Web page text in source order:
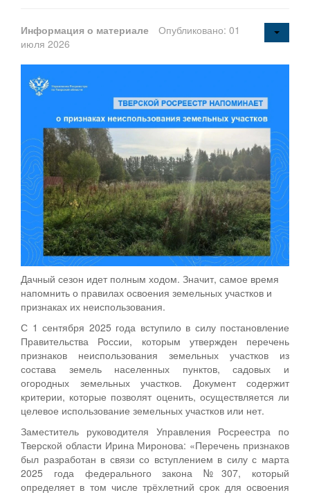
Информация о материале
Опубликовано: 01
июля 2026
Дачный сезон идет полным ходом. Значит, самое время
напомнить о правилах освоения земельных участков и
признаках их неиспользования.
С 1 сентября 2025 года вступило в силу постановление
Правительства России, которым утвержден перечень
признаков неиспользования земельных участков из
состава земель населенных пунктов, садовых и
огородных земельных участков. Документ содержит
критерии, которые позволят оценить, осуществляется ли
целевое использование земельных участков или нет.
Заместитель руководителя Управления Росреестра по
Тверской области Ирина Миронова: «Перечень признаков
был разработан в связи со вступлением в силу с марта
2025 года федерального закона №307, который
определяет в том числе трёхлетний срок для освоения